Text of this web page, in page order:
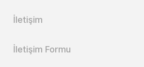
İletişim
İletişim Formu